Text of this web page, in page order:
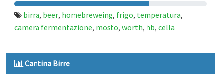
birra, beer, homebreweing, frigo, temperatura,
camera fermentazione, mosto, worth, hb, cella
Cantina Birre